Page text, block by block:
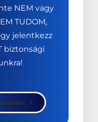
NEM vagy
TUDOM,
jelentkezz
biztonsági